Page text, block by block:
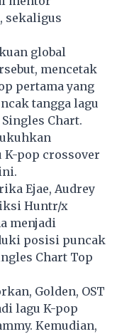
sekaligus
global
mencetak
pertama yang
tangga lagu
Chart.
K-pop crossover
Ejae, Audrey
Huntr/x
menjadi
posisi puncak
Chart Top
Golden, OST
lagu K-pop
Kemudian,